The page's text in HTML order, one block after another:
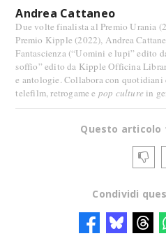
Andrea Cattaneo
Due volte finalista al Premio Urania
Premio Kipple (2022), Andrea
Fantascienza (“Uomini e lupi” edito
soffio” edito da Kipple Officina
e antologie. Collabora con
telefilm, retrogame e pop culture in
Questo articolo
Condividi